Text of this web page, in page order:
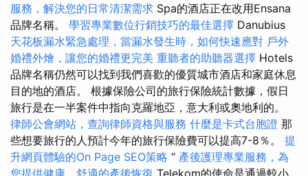
服務，解決您的日常清潔需求 Spa的酒店正在改用Ensana
品牌名稱。 學習專業數位行銷技巧的最佳選擇 Danubius
天花板漏水緊急處理，當漏水發生時，如何快速應對 戶外
婚禮外燴，讓您的婚禮更完美 重聽者的助聽器選擇 Hotels
品牌名稱仍然可以找到我們喜歡的優質城市酒店和家庭休息
目的地的酒店。 根據保險公司的旅行保險統計數據，假日
旅行是在一半案件中指向克羅地亞，意大利或奧地利的。
律師公會網站，查詢律師資格與服務 什麼是卡式台胞證 那
些想要旅行的人預計今年的旅行保險費可以提高7-8％。 提
升網頁體驗的On Page SEO策略 “ 產後護理專業服務，為
您提供健康、舒適的產後恢復 Telekom的使命是通過較小